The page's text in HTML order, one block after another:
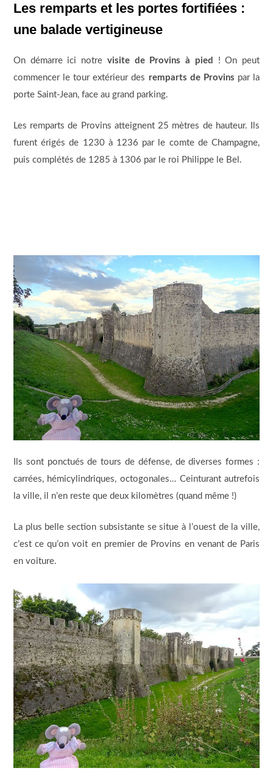
Les remparts et les portes fortifiées :
une balade vertigineuse
On démarre ici notre visite de Provins à pied
! On peut
commencer le tour extérieur des remparts de Provins par la
porte Saint-Jean, face au grand parking.
Les remparts de Provins atteignent 25 mètres de hauteur. Ils
furent érigés de 1230 à 1236 par le comte de Champagne,
puis complétés de 1285 à 1306 par le roi Philippe le Bel.
Ils sont ponctués de tours de défense, de diverses formes :
carrées, hémicylindriques, octogonales… Ceinturant autrefois
la ville, il n’en reste que deux kilomètres (quand même !)
La plus belle section subsistante se situe à l’ouest de la ville,
c’est ce qu’on voit en premier de Provins en venant de Paris
en voiture.